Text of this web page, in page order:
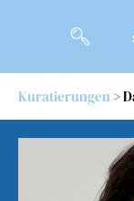
Kuratierungen >